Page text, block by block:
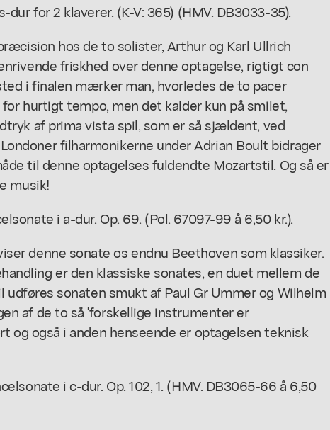
dur for 2 klaverer. (K-V: 365) (HMV. DB3033-35).
hos de to solister, Arthur og Karl Ullrich
friskhed over denne optagelse, rigtigt con
i finalen mærker man, hvorledes de to pacer
hurtigt tempo, men det kalder kun på smilet,
af prima vista spil, som er så sjældent, ved
filharmonikerne under Adrian Boult bidrager
til denne optagelses fuldendte Mozartstil. Og så er
musik!
i a-dur. Op. 69. (Pol. 67097-99 å 6,50 kr.).
denne sonate os endnu Beethoven som klassiker.
er den klassiske sonates, en duet mellem de
udføres sonaten smukt af Paul Gr Ummer og Wilhelm
af de to så 'forskellige instrumenter er
og også i anden henseende er optagelsen teknisk
i c-dur. Op. 102, 1. (HMV. DB3065-66 å 6,50